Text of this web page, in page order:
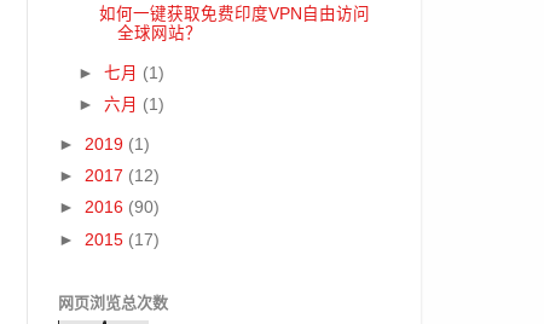
如何一键获取免费印度VPN自由访问
全球网站？
►七月 (1)
►六月 (1)
► 2019 (1)
► 2017 (12)
► 2016 (90)
► 2015 (17)
网页浏览总次数